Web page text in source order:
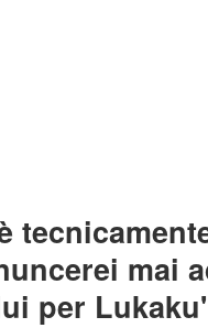
mai
per Lukaku'